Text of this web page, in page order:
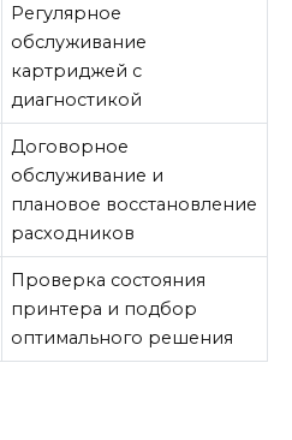
Регулярное
обслуживание
картриджей с
диагностикой
Договорное
обслуживание и
плановое восстановление
расходников
Проверка состояния
принтера и подбор
оптимального решения